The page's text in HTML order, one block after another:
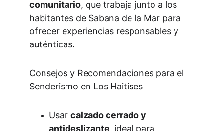
comunitario, que trabaja junto a los
habitantes de Sabana de la Mar para
ofrecer experiencias responsables y
auténticas.
Consejos y Recomendaciones para el
Senderismo en Los Haitises
Usar calzado cerrado y
antideslizante, ideal para